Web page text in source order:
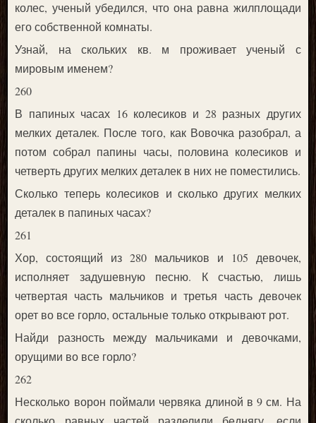
колес, ученый убедился, что она равна жилплощади
его собственной комнаты.
Узнай, на скольких кв. м проживает ученый с
мировым именем?
260
В папиных часах 16 колесиков и 28 разных других
мелких деталек. После того, как Вовочка разобрал, а
потом собрал папины часы, половина колесиков и
четверть других мелких деталек в них не поместились.
Сколько теперь колесиков и сколько других мелких
деталек в папиных часах?
261
Хор, состоящий из 280 мальчиков и 105 девочек,
исполняет задушевную песню. К счастью, лишь
четвертая часть мальчиков и третья часть девочек
орет во все горло, остальные только открывают рот.
Найди разность между мальчиками и девочками,
орущими во все горло?
262
Несколько ворон поймали червяка длиной в 9 см. На